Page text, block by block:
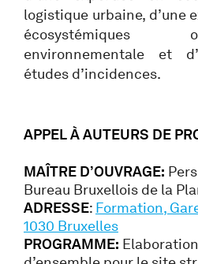
logistique urbaine, d’une
écosystémiques
environnementale et
études d’incidences.
APPEL À AUTEURS DE
MAÎTRE D’OUVRAGE:
Bureau Bruxellois de la
ADRESSE: Formation,
1030 Bruxelles
PROGRAMME: